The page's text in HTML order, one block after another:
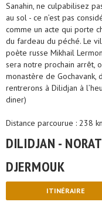
Sanahin, ne culpabilisez
au sol - ce n’est pas
comme un acte qui porte
du fardeau du péché. Le
poète russe Mikhail
sera notre prochain arrêt,
monastère de Gochavank,
rentrerons à Dilidjan à
diner)
Distance parcourue : 238
DILIDJAN -
DJERMOUK
ITINÉRAIRE